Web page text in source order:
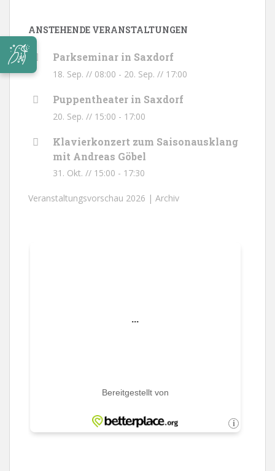
ANSTEHENDE VERANSTALTUNGEN
Parkseminar in Saxdorf
18. Sep. // 08:00 - 20. Sep. // 17:00
Puppentheater in Saxdorf
20. Sep. // 15:00 - 17:00
Klavierkonzert zum Saisonausklang
mit Andreas Göbel
31. Okt. // 15:00 - 17:30
Veranstaltungsvorschau 2026 | Archiv